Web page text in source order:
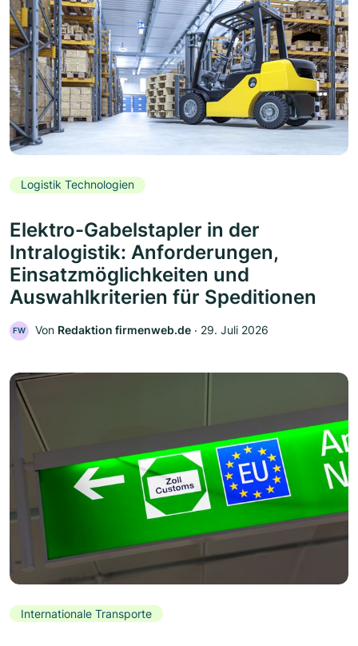
Logistik Technologien
Elektro-Gabelstapler in der
Intralogistik: Anforderungen,
Einsatzmöglichkeiten und
Auswahlkriterien für Speditionen
FW Von Redaktion firmenweb.de ‧ 29. Juli 2026
Internationale Transporte